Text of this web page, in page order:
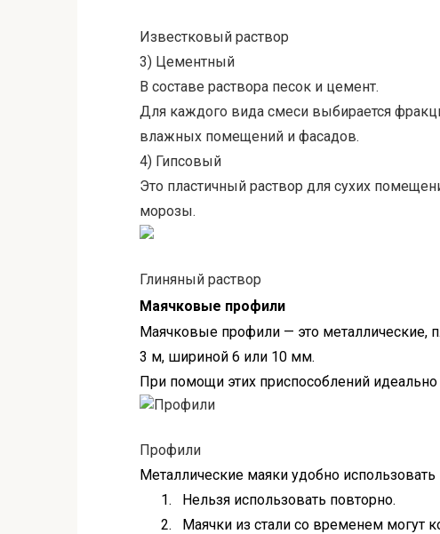
Известковый раствор
3) Цементный
В составе раствора песок и цемент.
Для каждого вида смеси выбирается
влажных помещений и фасадов.
4) Гипсовый
Это пластичный раствор для сухих
морозы.
Глиняный раствор
Маячковые профили
Маячковые профили — это металлические,
3 м, шириной 6 или 10 мм.
При помощи этих приспособлений
Профили
Металлические маяки удобно
1.
Нельзя использовать повторно.
2.
Маячки из стали со временем могут